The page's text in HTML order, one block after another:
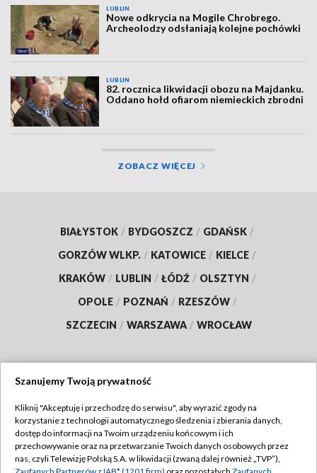
LUBLIN
Nowe odkrycia na Mogile Chrobrego.
Archeolodzy odsłaniają kolejne pochówki
LUBLIN
82. rocznica likwidacji obozu na Majdanku.
Oddano hołd ofiarom niemieckich zbrodni
ZOBACZ WIĘCEJ
BIAŁYSTOK / BYDGOSZCZ / GDAŃSK /
GORZÓW WLKP. / KATOWICE / KIELCE /
KRAKÓW / LUBLIN / ŁÓDŹ / OLSZTYN /
OPOLE / POZNAŃ / RZESZÓW /
SZCZECIN / WARSZAWA / WROCŁAW
TVP
Abonament TVP
Emisja w TVP
Regulamin TVP
Szanujemy Twoją prywatność
Kliknij "Akceptuję i przechodzę do serwisu", aby wyrazić zgody na
korzystanie z technologii automatycznego śledzenia i zbierania danych,
dostęp do informacji na Twoim urządzeniu końcowym i ich
przechowywanie oraz na przetwarzanie Twoich danych osobowych przez
nas, czyli Telewizję Polską S.A. w likwidacji (zwaną dalej również „TVP”),